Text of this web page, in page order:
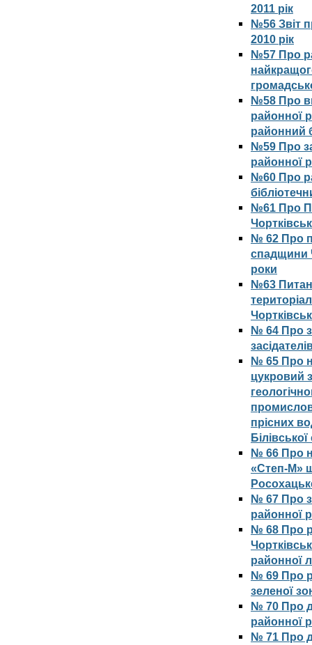
2011 рік
№56 Звіт
2010 рік
№57 Про
№58 Про
районної
районний
№59 Про
районної
№60 Про
№61 Про
№ 62 Про
спадщини
роки
№63
№ 64 Про
№ 65 Про
цукровий
прісних
№ 66 Про
«Степ-М»
№ 67 Про
районної
№ 68 Про
районної
№ 69 Про
зеленої
№ 70 Про
районної
№ 71 Про